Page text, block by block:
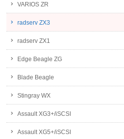
VARIOS ZR
radserv ZX3
radserv ZX1
Edge Beagle ZG
Blade Beagle
Stingray WX
Assault XG3+/iSCSI
Assault XG5+/iSCSI